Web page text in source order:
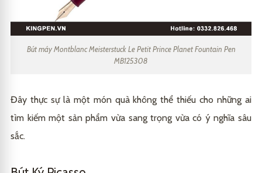
Bút máy Montblanc Meisterstuck Le Petit Prince Planet Fountain Pen
MB125308
Đây thực sự là một món quà không thể thiếu cho những ai
tìm kiếm một sản phẩm vừa sang trọng vừa có ý nghĩa sâu
sắc.